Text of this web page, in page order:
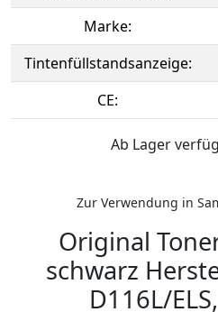
Marke:
Tintenfüllstandsanzeige:
CE:
Ab Lager
Zur Verwendung in
Original
schwarz
D116L/